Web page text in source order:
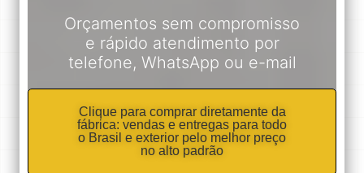
Orçamentos sem compromisso
e rápido atendimento por
telefone, WhatsApp ou e-mail
Clique para comprar diretamente da
fábrica: vendas e entregas para todo
o Brasil e exterior pelo melhor preço
no alto padrão